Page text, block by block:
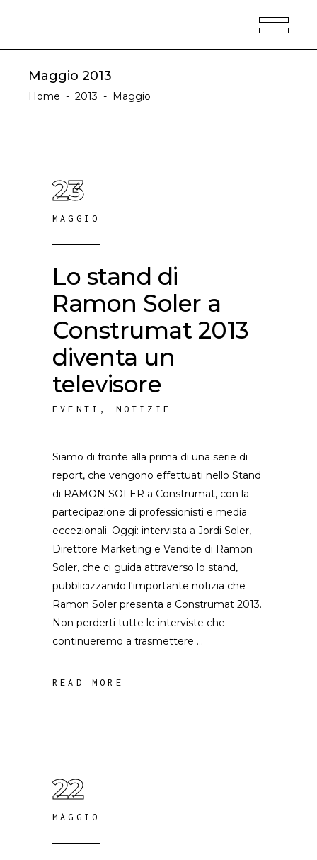
Maggio 2013
Home - 2013 - Maggio
23
MAGGIO
Lo stand di
Ramon Soler a
Construmat 2013
diventa un
televisore
EVENTI , NOTIZIE
Siamo di fronte alla prima di una serie di
report, che vengono effettuati nello Stand
di RAMON SOLER a Construmat, con la
partecipazione di professionisti e media
eccezionali. Oggi: intervista a Jordi Soler,
Direttore Marketing e Vendite di Ramon
Soler, che ci guida attraverso lo stand,
pubblicizzando l'importante notizia che
Ramon Soler presenta a Construmat 2013.
Non perderti tutte le interviste che
continueremo a trasmettere
READ MORE
22
MAGGIO